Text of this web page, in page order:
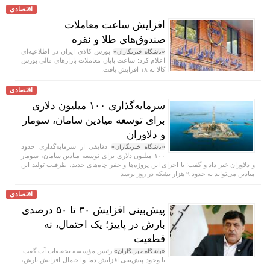
اقتصادی
افزایش ساعت معاملات
صندوق‌های طلا و نقره
«باشگاه خبرنگاران» بورس کالای ایران در اطلاعیه‌ای
اعلام کرد: ساعت پایان معاملات بازار‌های مالی بورس
کالا به ۱۸ افزایش یافت.
اقتصادی
سرمایه‌گذاری ۱۰۰ میلیون دلاری
برای توسعه میادین سامان، سومار
و دلاوران
«باشگاه خبرنگاران»دقایقی از سرمایه‌گذاری حدود
۱۰۰ میلیون دلاری برای توسعه میادین سامان، سومار
و دلاوران خبر داد و گفت: با اجرای این پروژه‌ها و حفر چاه‌های جدید، ظرفیت تولید این
میادین می‌تواند به حدود ۹ هزار بشکه در روز برسد
اقتصادی
پیش‌بینی افزایش ۳۰ تا ۵۰ درصدی
بارش در پاییز؛ یک احتمال، نه
قطعیت
«باشگاه خبرنگاران» رئیس مؤسسه تحقیقات آب گفت:
با وجود پیش‌بینی افزایش دما و احتمال افزایش بارش،